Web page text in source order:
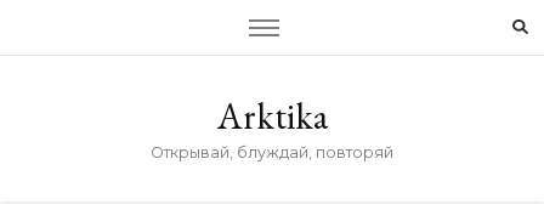
Arktika
Открывай, блуждай, повторяй